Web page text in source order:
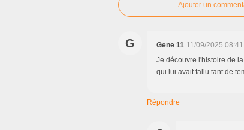
Ajouter un
G Gene 11 11/09/2025 08:41
Je découvre l'histoire de
qui lui avait fallu tant de
Répondre